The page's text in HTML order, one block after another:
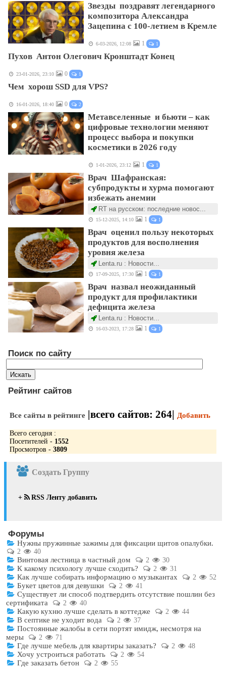
Звезды поздравят легендарного
композитора Александра
Зацепина с 100-летием в Кремле
6-03-2026, 12:08 1 1
Пухов Антон Олегович Кронштадт Конец
23-01-2026, 23:10 0 1
Чем хорош SSD для VPS?
16-01-2026, 18:40 0 2
Метавселенные и бьюти – как
цифровые технологии меняют
процесс выбора и покупки
косметики в 2026 году
1-01-2026, 23:12 1 1
Врач Шафранская:
субпродукты и хурма помогают
избежать анемии
RT на русском: последние новос...
15-12-2025, 14:10 1 1
Врач оценил пользу некоторых
продуктов для восполнения
уровня железа
Lenta.ru : Новости...
17-09-2025, 17:30 1 1
Врач назвал неожиданный
продукт для профилактики
дефицита железа
Lenta.ru : Новости...
16-03-2023, 17:28 1 1
Поиск по сайту
Рейтинг сайтов
Все сайты в рейтинге |всего сайтов: 264| Добавить
Всего сегодня :
Посетителей - 1552
Просмотров - 3809
Создать Группу
+ RSS Ленту добавить
Форумы
Нужны пружинные зажимы для фиксации щитов опалубки.
2 40
Винтовая лестница в частный дом 2 30
К какому психологу лучше сходить? 2 31
Как лучше собирать информацию о музыкантах 2 52
Букет цветов для девушки 2 41
Существует ли способ подтвердить отсутствие пошлин без
сертификата
2 40
Какую кухню лучше сделать в коттедже 2 44
В септике не уходит вода 2 37
Постоянные жалобы в сети портят имидж, несмотря на
меры
2 71
Где лучше мебель для квартиры заказать? 2 48
Хочу устроиться работать 2 54
Где заказать бетон 2 55